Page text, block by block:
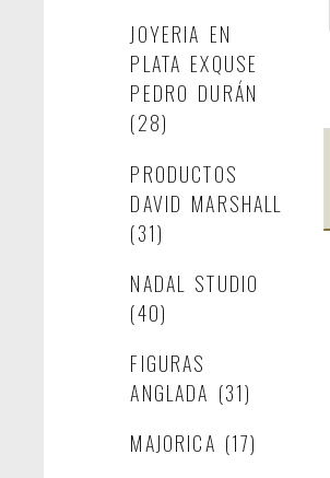
JOYERIA EN
PLATA EXQUSE
PEDRO DURÁN
(28)
PRODUCTOS
DAVID MARSHALL
(31)
NADAL STUDIO
(40)
FIGURAS
ANGLADA (31)
MAJORICA (17)